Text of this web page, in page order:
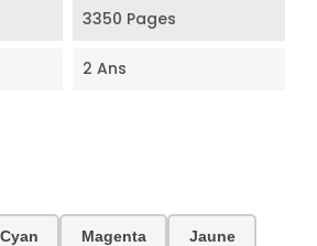
3350 Pages
2 Ans
Cyan Magenta Jaune